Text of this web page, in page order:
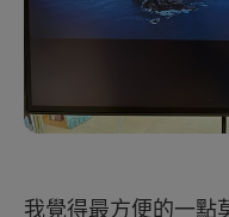
我覺得最方便的一點